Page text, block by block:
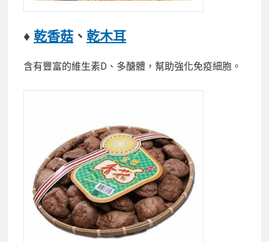
♦ 乾香菇 、 乾木耳
含有豐富的維生素D、多醣體，幫助強化免疫細胞。